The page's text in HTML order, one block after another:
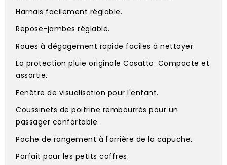
Harnais facilement réglable.
Repose-jambes réglable.
Roues à dégagement rapide faciles à nettoyer.
La protection pluie originale Cosatto. Compacte et
assortie.
Fenêtre de visualisation pour l'enfant.
Coussinets de poitrine rembourrés pour un
passager confortable.
Poche de rangement à l'arrière de la capuche.
Parfait pour les petits coffres.